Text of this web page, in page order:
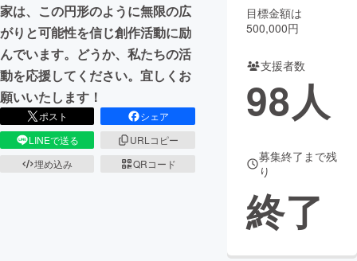
CAMPFIREふるさと納税machi-ya コミュニティ
家は、この円形のように無限の広
がりと可能性を信じ創作活動に励
んでいます。どうか、私たちの活
動を応援してください。宜しくお
願いいたします！
ポスト
シェア
LINEで送る
URLコピー
埋め込み
QRコード
目標金額は
500,000円
支援者数
98人
募集終了まで残
り
終了